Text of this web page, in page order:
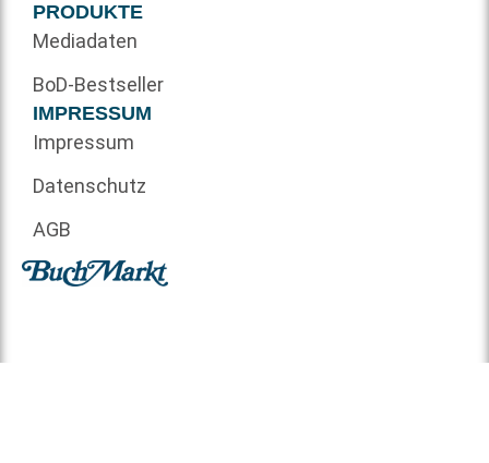
PRODUKTE
Mediadaten
BoD-Bestseller
IMPRESSUM
Impressum
Datenschutz
AGB